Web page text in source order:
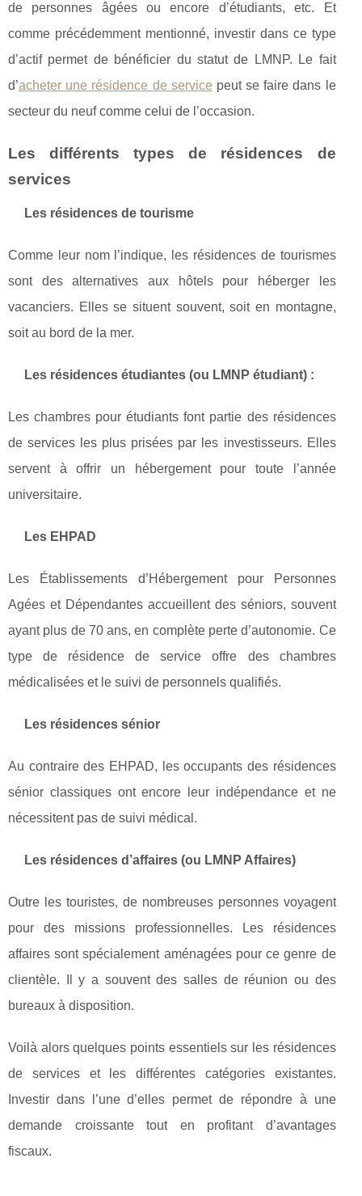
de personnes âgées ou encore d’étudiants, etc. Et
comme précédemment mentionné, investir dans ce type
d’actif permet de bénéficier du statut de LMNP. Le fait
d’acheter une résidence de service peut se faire dans le
secteur du neuf comme celui de l’occasion.
Les différents types de résidences de
services
Les résidences de tourisme
Comme leur nom l’indique, les résidences de tourismes
sont des alternatives aux hôtels pour héberger les
vacanciers. Elles se situent souvent, soit en montagne,
soit au bord de la mer.
Les résidences étudiantes (ou LMNP étudiant) :
Les chambres pour étudiants font partie des résidences
de services les plus prisées par les investisseurs. Elles
servent à offrir un hébergement pour toute l’année
universitaire.
Les EHPAD
Les Établissements d’Hébergement pour Personnes
Agées et Dépendantes accueillent des séniors, souvent
ayant plus de 70 ans, en complète perte d’autonomie. Ce
type de résidence de service offre des chambres
médicalisées et le suivi de personnels qualifiés.
Les résidences sénior
Au contraire des EHPAD, les occupants des résidences
sénior classiques ont encore leur indépendance et ne
nécessitent pas de suivi médical.
Les résidences d’affaires (ou LMNP Affaires)
Outre les touristes, de nombreuses personnes voyagent
pour des missions professionnelles. Les résidences
affaires sont spécialement aménagées pour ce genre de
clientèle. Il y a souvent des salles de réunion ou des
bureaux à disposition.
Voilà alors quelques points essentiels sur les résidences
de services et les différentes catégories existantes.
Investir dans l’une d’elles permet de répondre à une
demande croissante tout en profitant d’avantages
fiscaux.